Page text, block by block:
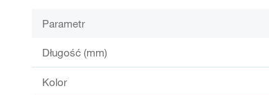
Parametr
Długość (mm)
Kolor